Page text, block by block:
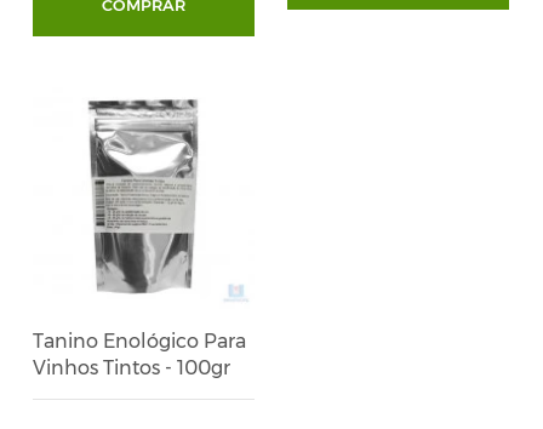
COMPRAR
Tanino Enológico Para
Vinhos Tintos - 100gr